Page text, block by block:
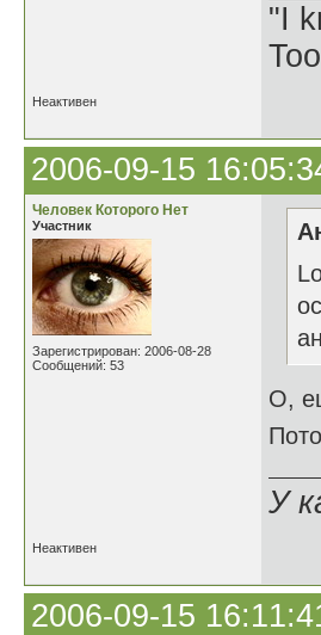
"I
Tool
Неактивен
2006-09-15
Человек Которого Нет
Участник
Зарегистрирован: 2006-08-28
Сообщений: 53
О,
У
Неактивен
2006-09-15